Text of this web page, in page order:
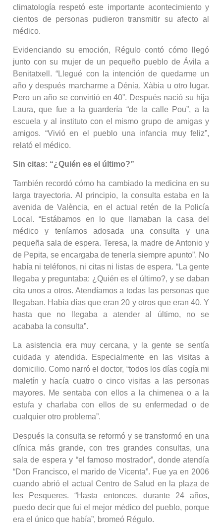
climatología respetó este importante acontecimiento y
cientos de personas pudieron transmitir su afecto al
médico.
Evidenciando su emoción, Régulo contó cómo llegó
junto con su mujer de un pequeño pueblo de Ávila a
Benitatxell. “Llegué con la intención de quedarme un
año y después marcharme a Dénia, Xàbia u otro lugar.
Pero un año se convirtió en 40”. Después nació su hija
Laura, que fue a la guardería “de la calle Pou”, a la
escuela y al instituto con el mismo grupo de amigas y
amigos. “Vivió en el pueblo una infancia muy feliz”,
relató el médico.
Sin citas: “¿Quién es el último?”
También recordó cómo ha cambiado la medicina en su
larga trayectoria. Al principio, la consulta estaba en la
avenida de València, en el actual retén de la Policía
Local. “Estábamos en lo que llamaban la casa del
médico y teníamos adosada una consulta y una
pequeña sala de espera. Teresa, la madre de Antonio y
de Pepita, se encargaba de tenerla siempre apunto”. No
había ni teléfonos, ni citas ni listas de espera. “La gente
llegaba y preguntaba: ¿Quién es el último?, y se daban
cita unos a otros. Atendíamos a todas las personas que
llegaban. Había días que eran 20 y otros que eran 40. Y
hasta que no llegaba a atender al último, no se
acababa la consulta”.
La asistencia era muy cercana, y la gente se sentía
cuidada y atendida. Especialmente en las visitas a
domicilio. Como narró el doctor, “todos los días cogía mi
maletín y hacía cuatro o cinco visitas a las personas
mayores. Me sentaba con ellos a la chimenea o a la
estufa y charlaba con ellos de su enfermedad o de
cualquier otro problema”.
Después la consulta se reformó y se transformó en una
clínica más grande, con tres grandes consultas, una
sala de espera y “el famoso mostrador”, donde atendía
“Don Francisco, el marido de Vicenta”. Fue ya en 2006
cuando abrió el actual Centro de Salud en la plaza de
les Pesqueres. “Hasta entonces, durante 24 años,
puedo decir que fui el mejor médico del pueblo, porque
era el único que había”, bromeó Régulo.